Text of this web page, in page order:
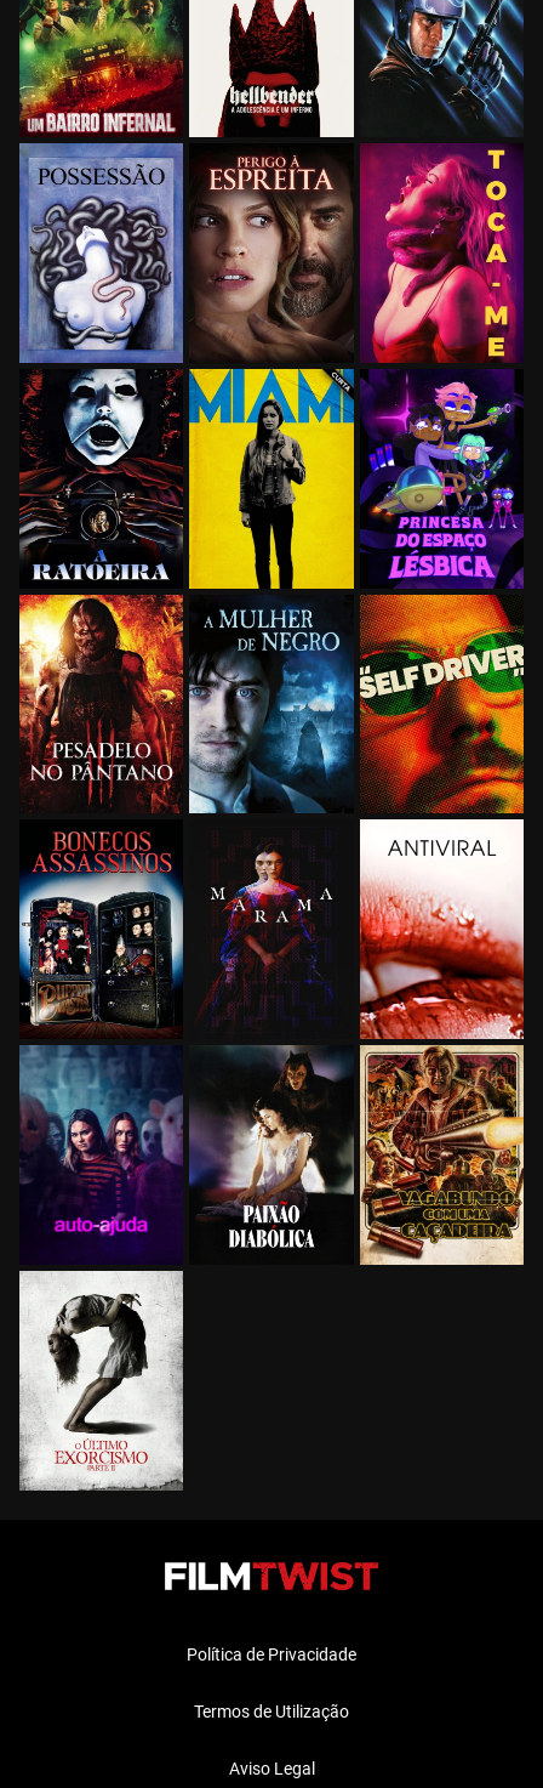
Política de Privacidade
Termos de Utilização
Aviso Legal